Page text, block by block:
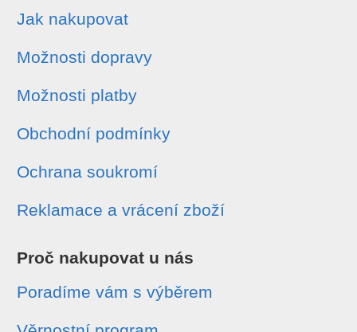
Jak nakupovat
Možnosti dopravy
Možnosti platby
Obchodní podmínky
Ochrana soukromí
Reklamace a vrácení zboží
Proč nakupovat u nás
Poradíme vám s výběrem